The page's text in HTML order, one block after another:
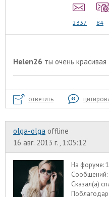
2337 84
Helen26 ты очень красивая
ответить
olga-olga offline
16 авг. 2013 г., 1:05:12
На форуме:
Сообщений:
Сказал(а)